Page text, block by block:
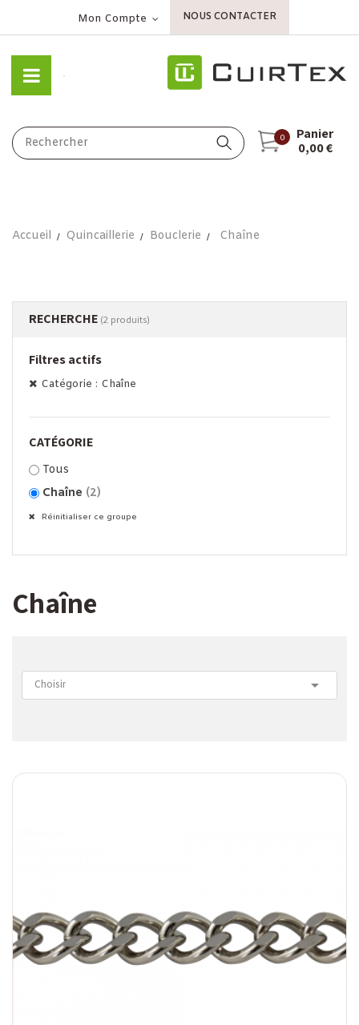
Mon Compte NOUS CONTACTER
0
Panier
0,00 €
Accueil Quincaillerie Bouclerie Chaîne
RECHERCHE (2 produits)
Filtres actifs
Catégorie : Chaîne
CATÉGORIE
Tous
Chaîne (2)
Réinitialiser ce groupe
Chaîne
Choisir 